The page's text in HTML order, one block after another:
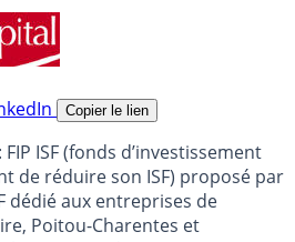
Copier le lien
ISF (fonds d’investissement
de réduire son ISF) proposé par
dédié aux entreprises de
Poitou-Charentes et